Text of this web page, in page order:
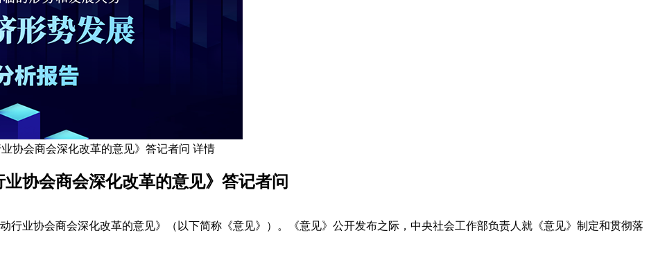
协会商会深化改革的意见》答记者问 详情
协会商会深化改革的意见》答记者问
业协会商会深化改革的意见》（以下简称《意见》）。《意见》公开发布之际，中央社会工作部负责人就《意见》制定和贯彻落